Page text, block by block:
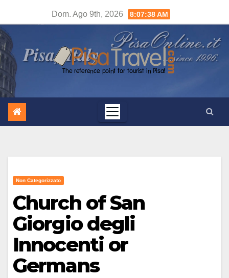
contenuto
Dom. Ago 9th, 2026 8:07:39 AM
Non Categorizzato
Church of San
Giorgio degli
Innocenti or
Germans